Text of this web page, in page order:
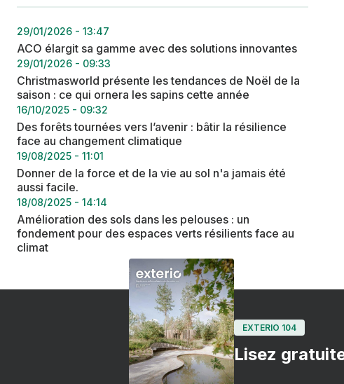
29/01/2026 - 13:47
ACO élargit sa gamme avec des solutions innovantes
29/01/2026 - 09:33
Christmasworld présente les tendances de Noël de la
saison : ce qui ornera les sapins cette année
16/10/2025 - 09:32
Des forêts tournées vers l’avenir : bâtir la résilience
face au changement climatique
19/08/2025 - 11:01
Donner de la force et de la vie au sol n'a jamais été
aussi facile.
18/08/2025 - 14:14
Amélioration des sols dans les pelouses : un
fondement pour des espaces verts résilients face au
climat
EXTERIO 104
Lisez